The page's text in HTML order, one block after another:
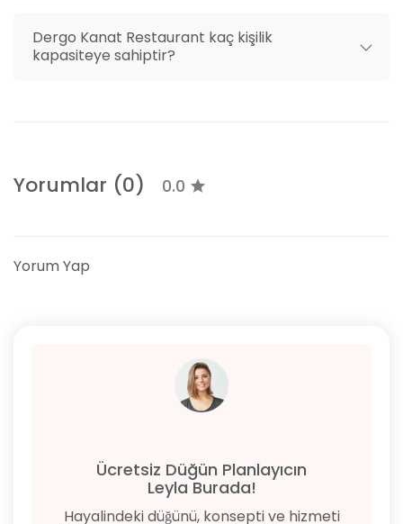
Dergo Kanat Restaurant kaç kişilik
kapasiteye sahiptir?
Yorumlar (0) 0.0
Yorum Yap
Ücretsiz Düğün Planlayıcın
Leyla Burada!
Hayalindeki düğünü, konsepti ve hizmeti